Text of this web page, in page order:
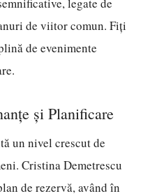
de viitor comun. Fiți
de evenimente
și Planificare
un nivel crescut de
Cristina Demetrescu
de rezervă, având în